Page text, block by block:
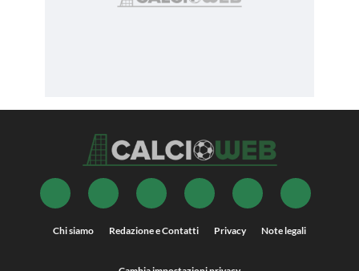
Chi siamo Redazione e Contatti Privacy Note legali